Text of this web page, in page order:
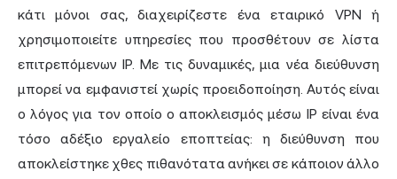
κάτι μόνοι σας, διαχειρίζεστε ένα εταιρικό VPN ή
χρησιμοποιείτε υπηρεσίες που προσθέτουν σε λίστα
επιτρεπόμενων IP. Με τις δυναμικές, μια νέα διεύθυνση
μπορεί να εμφανιστεί χωρίς προειδοποίηση. Αυτός είναι
ο λόγος για τον οποίο ο αποκλεισμός μέσω IP είναι ένα
τόσο αδέξιο εργαλείο εποπτείας: η διεύθυνση που
αποκλείστηκε χθες πιθανότατα ανήκει σε κάποιον άλλο